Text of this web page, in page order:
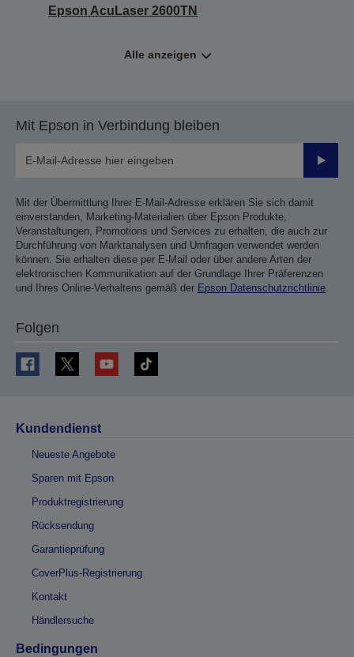
Epson AcuLaser 2600TN
Alle anzeigen
Mit Epson in Verbindung bleiben
Mit der Übermittlung Ihrer E-Mail-Adresse erklären Sie sich damit
einverstanden, Marketing-Materialien über Epson Produkte,
Veranstaltungen, Promotions und Services zu erhalten, die auch zur
Durchführung von Marktanalysen und Umfragen verwendet werden
können. Sie erhalten diese per E-Mail oder über andere Arten der
elektronischen Kommunikation auf der Grundlage Ihrer Präferenzen
und Ihres Online-Verhaltens gemäß der Epson Datenschutzrichtlinie.
Folgen
Kundendienst
Neueste Angebote
Sparen mit Epson
Produktregistrierung
Rücksendung
Garantieprüfung
CoverPlus-Registrierung
Kontakt
Händlersuche
Bedingungen